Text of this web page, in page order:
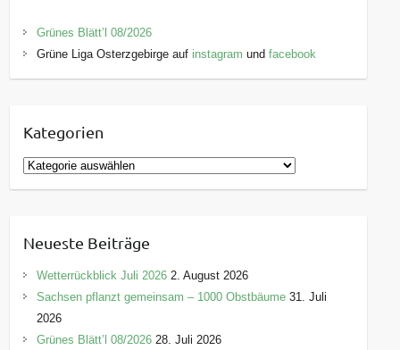
Grünes Blätt’l 08/2026
Grüne Liga Osterzgebirge auf instagram undfacebook
Kategorien
K
a
g
o
r
e
Neueste Beiträge
Wetterrückblick Juli 2026 2. August 2026
Sachsen pflanzt gemeinsam – 1000 Obstbäume 31. Juli
2026
Grünes Blätt’l 08/2026 28. Juli 2026